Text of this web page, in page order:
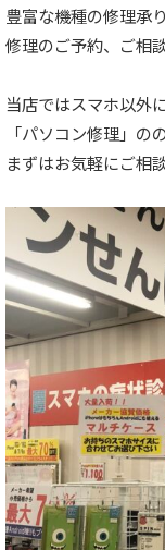
豊富な機種の修理承
修理のご予約、ご相
当店ではスマホ以外
「パソコン修理」の
まずはお気軽にご相